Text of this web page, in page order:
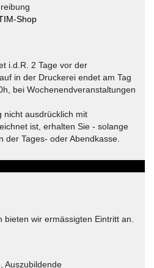
Shop
i.d.R. 2 Tage vor der
in der Druckerei endet am Tag
bei Wochenendveranstaltungen
nicht ausdrücklich mit
ist, erhalten Sie - solange
der Tages- oder Abendkasse.
bieten wir ermässigten Eintritt an.
Auszubildende